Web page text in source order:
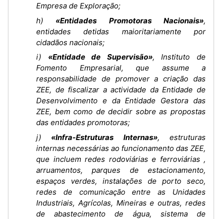
Empresa de Exploração;
h) «Entidades Promotoras Nacionais»,
entidades detidas maioritariamente por
cidadãos nacionais;
i) «Entidade de Supervisão», Instituto de
Fomento Empresarial, que assume a
responsabilidade de promover a criação das
ZEE, de fiscalizar a actividade da Entidade de
Desenvolvimento e da Entidade Gestora das
ZEE, bem como de decidir sobre as propostas
das entidades promotoras;
j) «Infra-Estruturas Internas», estruturas
internas necessárias ao funcionamento das ZEE,
que incluem redes rodoviárias e ferroviárias ,
arruamentos, parques de estacionamento,
espaços verdes, instalações de porto seco,
redes de comunicação entre as Unidades
Industriais, Agrícolas, Mineiras e outras, redes
de abastecimento de água, sistema de